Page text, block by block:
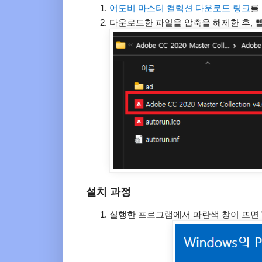
어도비 마스터 컬렉션 다운로드 링크를
다운로드한 파일을 압축을 해제한 후,
설치 과정
실행한 프로그램에서 파란색 창이 뜨